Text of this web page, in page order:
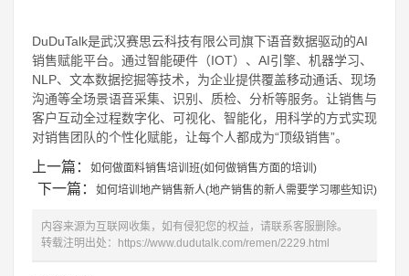
DuDuTalk是武汉赛思云科技有限公司旗下语音数据驱动的AI
销售赋能平台。通过智能硬件（IOT）、AI引擎、机器学习、
NLP、文本数据挖掘等技术，为企业提供覆盖移动通话、现场
沟通等全场景语音采集、识别、质检、分析等服务。让销售与
客户互动全过程数字化、可视化、智能化，用科学的方式实现
对销售团队的个性化赋能，让每个人都成为“顶级销售”。
上一篇： 如何做面料销售培训班(如何做销售方面的培训)
下一篇： 如何培训地产销售新人(地产销售的新人需要学习哪些知识)
内容来源为互联网收集，如有侵犯您的权益，请联系客服删除。
转载注明出处： https://www.dudutalk.com/remen/2229.html